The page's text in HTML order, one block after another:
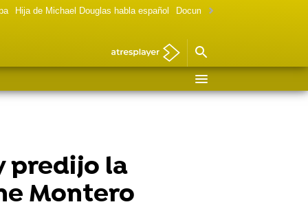
Hija de Michael Douglas habla español Documental Las chicas Gilmore
predijo la
Montero